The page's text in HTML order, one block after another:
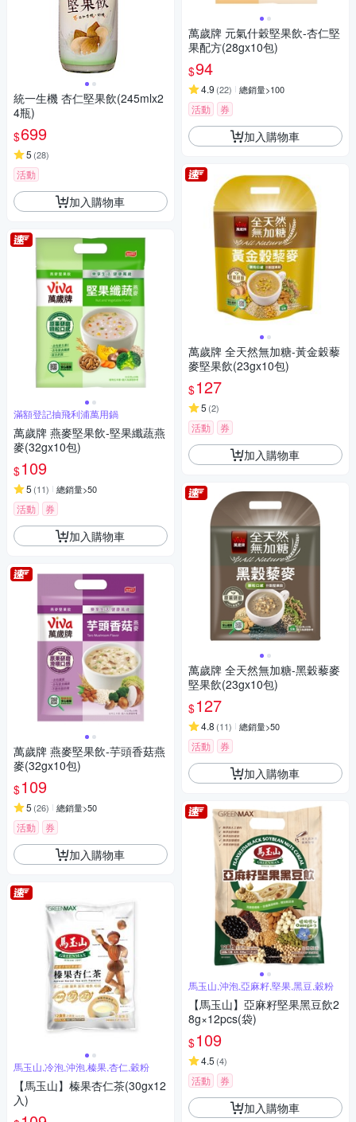
統一生機 杏仁堅果飲(245mlx2
4瓶)
$699
5 (28)
活動
加入購物車
滿額登記抽飛利浦萬用鍋
萬歲牌 燕麥堅果飲-堅果纖蔬燕
麥(32gx10包)
$109
5 (11) 總銷量>50
活動 券
加入購物車
萬歲牌 燕麥堅果飲-芋頭香菇燕
麥(32gx10包)
$109
5 (26) 總銷量>50
活動 券
加入購物車
馬玉山,冷泡,沖泡,榛果,杏仁,穀粉
【馬玉山】榛果杏仁茶(30gx12
入)
萬歲牌 元氣什穀堅果飲-杏仁堅
果配方(28gx10包)
$94
4.9 (22) 總銷量>100
活動 券
加入購物車
萬歲牌 全天然無加糖-黃金穀藜
麥堅果飲(23gx10包)
$127
5 (2)
活動 券
加入購物車
萬歲牌 全天然無加糖-黑穀藜麥
堅果飲(23gx10包)
$127
4.8 (11) 總銷量>50
活動 券
加入購物車
馬玉山,沖泡,亞麻籽,堅果,黑豆,穀粉
【馬玉山】亞麻籽堅果黑豆飲2
8g×12pcs(袋)
$109
4.5 (4)
活動 券
加入購物車